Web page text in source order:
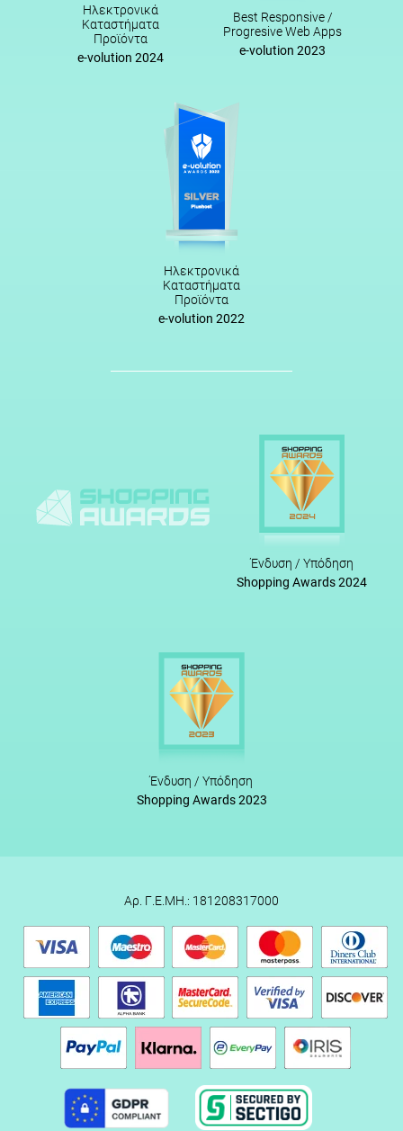
Ηλεκτρονικά
Καταστήματα
Προϊόντα
e-volution 2024
Best Responsive /
Progresive Web Apps
e-volution 2023
Ηλεκτρονικά
Καταστήματα
Προϊόντα
e-volution 2022
Ένδυση / Υπόδηση
Shopping Awards 2024
Ένδυση / Υπόδηση
Shopping Awards 2023
Αρ. Γ.Ε.ΜΗ.: 181208317000